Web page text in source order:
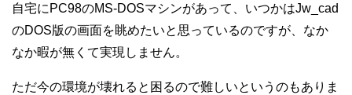
自宅にPC98のMS-DOSマシンがあって、いつかはJw_cad
のDOS版の画面を眺めたいと思っているのですが、なか
なか暇が無くて実現しません。
ただ今の環境が壊れると困るので難しいというのもありま